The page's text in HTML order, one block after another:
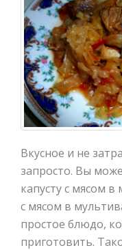
Вкусное и не
запросто. Вы
капусту с мясом
с мясом в
простое блюдо,
приготовить.